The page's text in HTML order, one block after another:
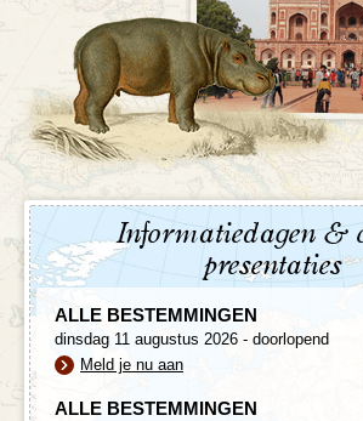
Informatiedagen &
presentaties
ALLE BESTEMMINGEN
dinsdag 11 augustus 2026 - doorlopend
Meld je nu aan
ALLE BESTEMMINGEN